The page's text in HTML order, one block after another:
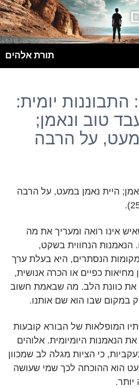
תורת אלהים
יומית:
טוב ונאמן;
על הרבה
היית נאמן במעט, על הרבה
אינו רואה ומעריך את מה
הנחווית בשקט,
הנסתרים, היא בעלת ערך
מחיאות כפיים או הכרה אנושית,
את כוונת הלב. מה שבאמת חשוב
במקום שבו הוא שם אותנו.
המופלאות של הבורא קובעות
הנאמנות היומיומית. אלוהים
כי הציות מגלה לב שמכוון
הוא ההוכחה לכך שמי שעושה
יותר.